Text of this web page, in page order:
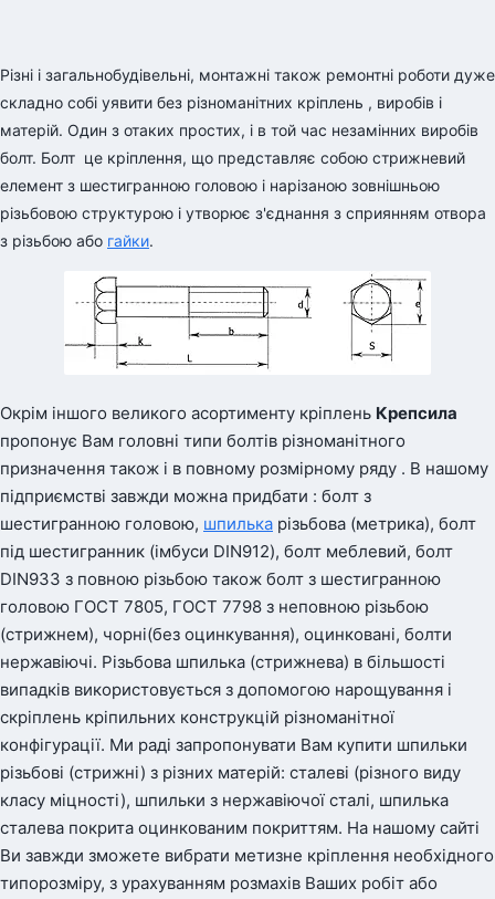
Різні і загальнобудівельні, монтажні також ремонтні роботи дуже
складно собі уявити без різноманітних кріплень , виробів і
матерій. Один з отаких простих, і в той час незамінних виробів
болт. Болт це кріплення, що представляє собою стрижневий
елемент з шестигранною головою і нарізаною зовнішньою
різьбовою структурою і утворює з'єднання з сприянням отвора
з різьбою або гайки.
Окрім іншого великого асортименту кріплень Крепсила
пропонує Вам головні типи болтів різноманітного
призначення також і в повному розмірному ряду . В нашому
підприємстві завжди можна придбати : болт з
шестигранною головою, шпилька різьбова (метрика), болт
під шестигранник (імбуси DIN912), болт меблевий, болт
DIN933 з повною різьбою також болт з шестигранною
головою ГОСТ 7805, ГОСТ 7798 з неповною різьбою
(стрижнем), чорні(без оцинкування), оцинковані, болти
нержавіючі. Різьбова шпилька (стрижнева) в більшості
випадків використовується з допомогою нарощування і
скріплень кріпильних конструкцій різноманітної
конфігурації. Ми раді запропонувати Вам купити шпильки
різьбові (стрижні) з різних матерій: сталеві (різного виду
класу міцності), шпильки з нержавіючої сталі, шпилька
сталева покрита оцинкованим покриттям. На нашому сайті
Ви завжди зможете вибрати метизне кріплення необхідного
типорозміру, з урахуванням розмахів Ваших робіт або